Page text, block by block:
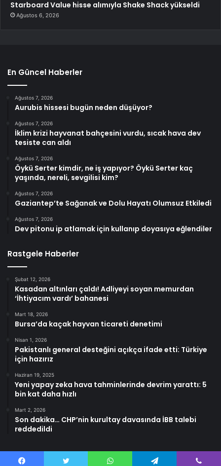
Starboard Value hisse alımıyla Shake Shack yükseldi
Ağustos 6, 2026
En Güncel Haberler
Ağustos 7, 2026
Aurubis hissesi bugün neden düşüyor?
Ağustos 7, 2026
İklim krizi hayvanat bahçesini vurdu, sıcak hava dev
tesiste can aldı
Ağustos 7, 2026
Öykü Serter kimdir, ne iş yapıyor? Öykü Serter kaç
yaşında, nereli, sevgilisi kim?
Ağustos 7, 2026
Gaziantep’te Sağanak ve Dolu Hayatı Olumsuz Etkiledi
Ağustos 7, 2026
Dev pitonu ip atlamak için kullanıp doyasıya eğlendiler
Rastgele Haberler
Şubat 12, 2026
Kasadan altınları çaldı! Adliyeyi soyan memurdan
‘İhtiyacım vardı’ bahanesi
Mart 18, 2026
Bursa’da kaçak hayvan ticareti denetimi
Nisan 1, 2026
Pakistanlı general desteğini açıkça ifade etti: Türkiye
için hazırız
Haziran 19, 2025
Yeni yapay zeka hava tahminlerinde devrim yarattı: 5
bin kat daha hızlı
Mart 2, 2026
Son dakika… CHP’nin kurultay davasında İBB talebi
reddedildi